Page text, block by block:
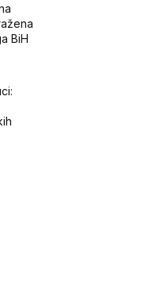
BiH